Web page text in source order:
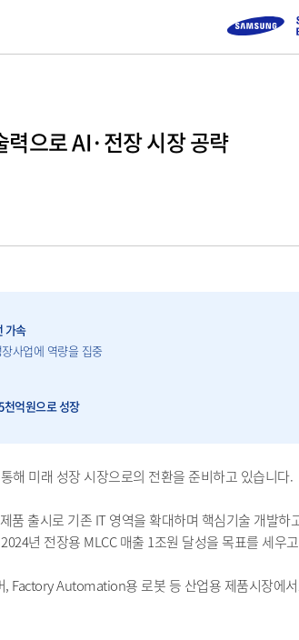
으로 AI·전장 시장 공략
가속
사업에 역량을 집중
억원으로 성장
해 미래 성장 시장으로의 전환을 준비하고 있습니다.
품 출시로 기존 IT 영역을 확대하며 핵심기술 개발
년 전장용 MLCC 매출 1조원 달성을 목표를 세우
Factory Automation용 로봇 등 산업용 제품시장에